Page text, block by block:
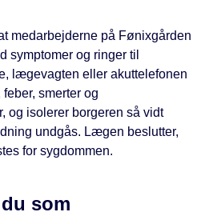
medarbejderne på Fønixgården
symptomer og ringer til
lægevagten eller akuttelefonen
smerter og
isolerer borgeren så vidt
undgås. Lægen beslutter,
for sygdommen.
som